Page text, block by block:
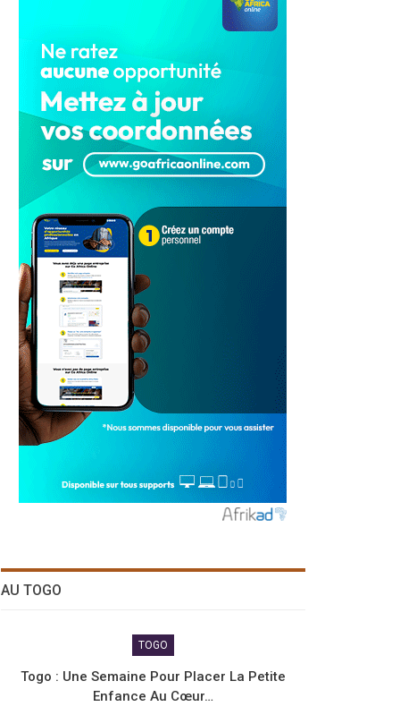
AU TOGO
TOGO
Togo : Une Semaine Pour Placer La Petite
Enfance Au Cœur…